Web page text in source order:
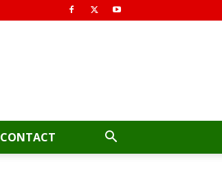
CONTACT